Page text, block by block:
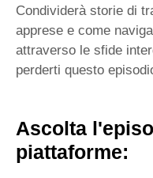
Condividerà storie di
apprese e come
attraverso le sfide
perderti questo
Ascolta
piattaforme: